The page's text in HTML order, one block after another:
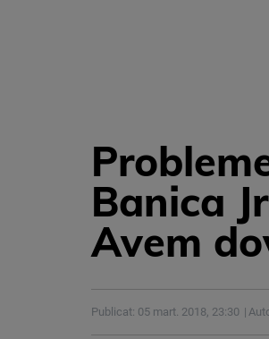
Banica
Avem
Publicat: 05 mart. 2018, 23:30